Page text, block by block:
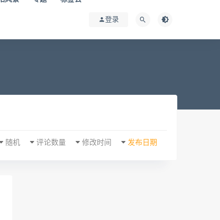
登录
发布日期
修改时间
评论数量
随机